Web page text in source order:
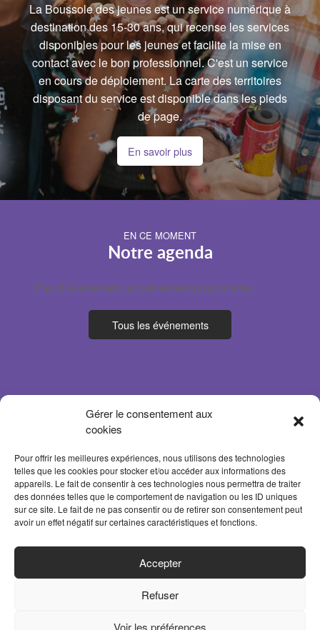
Gérer le consentement aux
cookies
Pour offrir les meilleures expériences, nous utilisons des technologies
telles que les cookies pour stocker et/ou accéder aux informations des
appareils. Le fait de consentir à ces technologies nous permettra de traiter
des données telles que le comportement de navigation ou les ID uniques
sur ce site. Le fait de ne pas consentir ou de retirer son consentement peut
avoir un effet négatif sur certaines caractéristiques et fonctions.
Accepter
Refuser
Voir les préférences
La Boussole des jeunes est un service numérique à
destination des 15-30 ans, qui recense les services
disponibles pour les jeunes et facilite la mise en
contact avec le bon professionnel. C'est un service
en cours de déploiement. La carte des territoires
disposant du service est disponible dans les pieds
de page.
En savoir plus
EN CE MOMENT
Notre agenda
Pas d'événement actuellement programmé.
Tous les événements
ACCUEIL
MENTIONS LÉGALES